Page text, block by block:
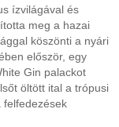
ízvilágával és
meg a hazai
köszönti a nyári
először, egy
Gin palackot
öltött ital a trópusi
felfedezések